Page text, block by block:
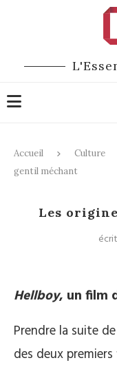
Accueil Culture
gentil méchant
Les
Hellboy, un film
Prendre la suite
des deux